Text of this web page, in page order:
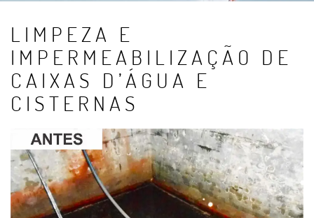
LIMPEZA E
IMPERMEABILIZAÇÃO DE
CAIXAS D’ÁGUA E
CISTERNAS